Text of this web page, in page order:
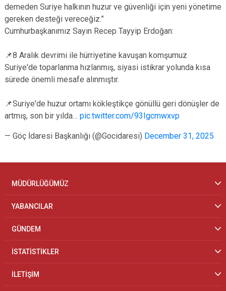
demeden Suriye halkının huzur ve güvenliği için yeni yönetime
gereken desteği vereceğiz.”
Cumhurbaşkanımız Sayın Recep Tayyip Erdoğan:
📌8 Aralık devrimi ile hürriyetine kavuşan komşumuz
Suriye'de toparlanma hızlanmış, siyasi istikrar yolunda kısa
sürede önemli mesafe alınmıştır.
📌Suriye'de huzur ortamı kökleştikçe gönüllü geri dönüşler de
artmış, son bir yılda… pic.twitter.com/93Igcmwxvp
— Göç İdaresi Başkanlığı (@Gocidaresi) December 31, 2025
MÜDÜRLÜĞÜMÜZ
YABANCILAR
GÜNDEM
İSTATİSTİKLER
İLETİŞİM